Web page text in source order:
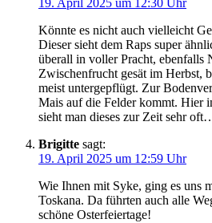
Könnte es nicht auch vielleicht
Dieser sieht dem Raps super
überall in voller Pracht, ebenfalls
Zwischenfrucht gesät im Herbst,
meist untergepflügt. Zur
Mais auf die Felder kommt. Hier
sieht man dieses zur Zeit sehr
Brigitte sagt:
19. April 2025 um 12:59 Uhr
Wie Ihnen mit Syke, ging es uns
Toskana. Da führten auch alle
schöne Osterfeiertage!